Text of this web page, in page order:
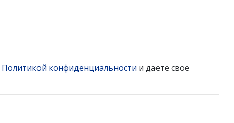
Политикой конфиденциальности и даете свое